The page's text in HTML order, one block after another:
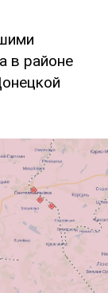
в районе